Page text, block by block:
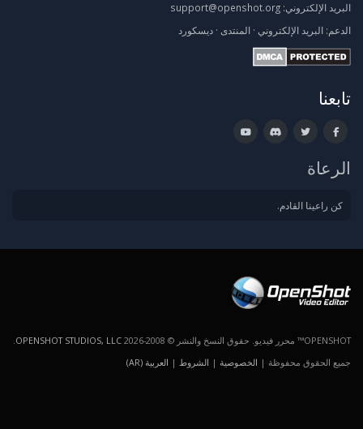
البريد الإلكتروني: support@openshot.org
الدعم: البريد الإلكتروني · المنتدى · ديسكورد
تابعنا
الرعاة
كن راعينا القادم.
OPENSHOT™ محرر فيديو. حقوق النسخ والنشر © 2008-2026 OPENSHOT STUDIOS, LLC
جميع الحقوق محفوظة | الخصوصية | الشروط | العربية (AR)